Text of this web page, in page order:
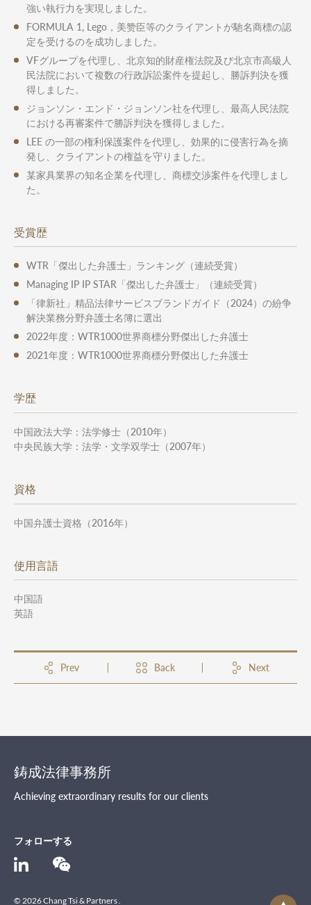
強い執行力を実現しました。
FORMULA 1, Lego，美赞臣等のクライアントが馳名商標の認
定を受けるのを成功しました。
VFグループを代理し、北京知的財産権法院及び北京市高級人
民法院において複数の行政訴訟案件を提起し、勝訴判決を獲
得しました。
ジョンソン・エンド・ジョンソン社を代理し、最高人民法院
における再審案件で勝訴判決を獲得しました。
LEE の一部の権利保護案件を代理し、効果的に侵害行為を摘
発し、クライアントの権益を守りました。
某家具業界の知名企業を代理し、商標交渉案件を代理しまし
た。
受賞歴
WTR「傑出した弁護士」ランキング（連続受賞）
Managing IP IP STAR「傑出した弁護士」（連続受賞）
「律新社」精品法律サービスブランドガイド（2024）の紛争
解決業務分野弁護士名簿に選出
2022年度：WTR1000世界商標分野傑出した弁護士
2021年度：WTR1000世界商標分野傑出した弁護士
学歴
中国政法大学：法学修士（2010年）
中央民族大学：法学・文学双学士（2007年）
資格
中国弁護士資格（2016年）
使用言語
中国語
英語
Prev Back Next
鋳成法律事務所
Achieving extraordinary results for our clients
フォローする
© 2026 Chang Tsi & Partners .